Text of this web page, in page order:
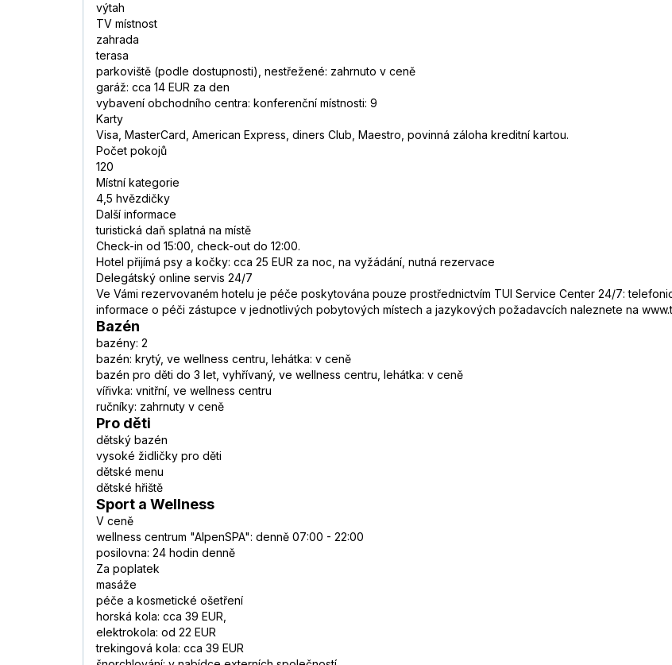
výtah
TV místnost
zahrada
terasa
parkoviště (podle dostupnosti), nestřežené: zahrnuto v ceně
garáž: cca 14 EUR za den
vybavení obchodního centra: konferenční místnosti: 9
Karty
Visa, MasterCard, American Express, diners Club, Maestro, povinná záloha kreditní kartou.
Počet pokojů
120
Místní kategorie
4,5 hvězdičky
Další informace
turistická daň splatná na místě
Check-in od 15:00, check-out do 12:00.
Hotel přijímá psy a kočky: cca 25 EUR za noc, na vyžádání, nutná rezervace
Delegátský online servis 24/7
Ve Vámi rezervovaném hotelu je péče poskytována pouze prostřednictvím TUI Service Center 24/7:
informace o péči zástupce v jednotlivých pobytových místech a jazykových požadavcích naleznete na
Bazén
bazény: 2
bazén: krytý, ve wellness centru, lehátka: v ceně
bazén pro děti do 3 let, vyhřívaný, ve wellness centru, lehátka: v ceně
vířivka: vnitřní, ve wellness centru
ručníky: zahrnuty v ceně
Pro děti
dětský bazén
vysoké židličky pro děti
dětské menu
dětské hřiště
Sport a Wellness
V ceně
wellness centrum "AlpenSPA": denně 07:00 - 22:00
posilovna: 24 hodin denně
Za poplatek
masáže
péče a kosmetické ošetření
horská kola: cca 39 EUR,
elektrokola: od 22 EUR
trekingová kola: cca 39 EUR